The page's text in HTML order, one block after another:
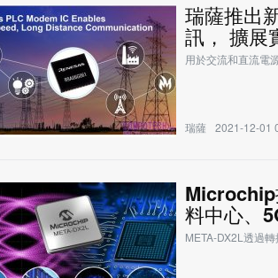
瑞薩推出
訊， 擴展
用於交流和直流電
瑞薩 2021-12-01
Microchip
料中心、
META-DX2L透過